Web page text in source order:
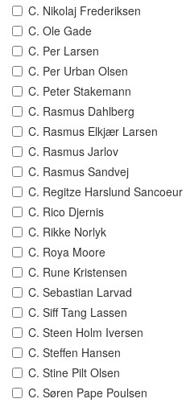
C. Nikolaj Frederiksen
C. Ole Gade
C. Per Larsen
C. Per Urban Olsen
C. Peter Stakemann
C. Rasmus Dahlberg
C. Rasmus Elkjær Larsen
C. Rasmus Jarlov
C. Rasmus Sandvej
C. Regitze Harslund Sancoeur
C. Rico Djernis
C. Rikke Norlyk
C. Roya Moore
C. Rune Kristensen
C. Sebastian Larvad
C. Siff Tang Lassen
C. Steen Holm Iversen
C. Steffen Hansen
C. Stine Pilt Olsen
C. Søren Pape Poulsen